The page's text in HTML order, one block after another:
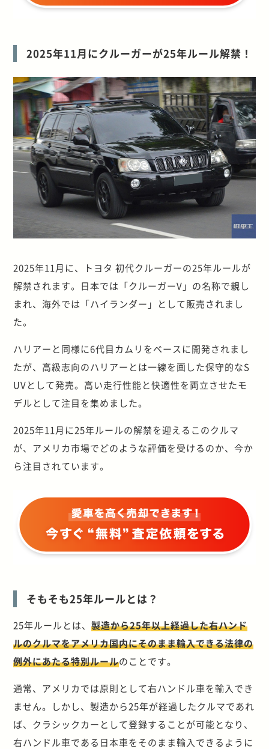
2025年11月にクルーガーが25年ルール解禁！
2025年11月に、トヨタ 初代クルーガーの25年ルールが
解禁されます。日本では「クルーガーV」の名称で親し
まれ、海外では「ハイランダー」として販売されまし
た。
ハリアーと同様に6代目カムリをベースに開発されまし
たが、高級志向のハリアーとは一線を画した保守的なS
UVとして発売。高い走行性能と快適性を両立させたモ
デルとして注目を集めました。
2025年11月に25年ルールの解禁を迎えるこのクルマ
が、アメリカ市場でどのような評価を受けるのか、今か
ら注目されています。
そもそも25年ルールとは？
25年ルールとは、製造から25年以上経過した右ハンド
ルのクルマをアメリカ国内にそのまま輸入できる法律の
例外にあたる特別ルールのことです。
通常、アメリカでは原則として右ハンドル車を輸入でき
ません。しかし、製造から25年が経過したクルマであれ
ば、クラシックカーとして登録することが可能となり、
右ハンドル車である日本車をそのまま輸入できるように